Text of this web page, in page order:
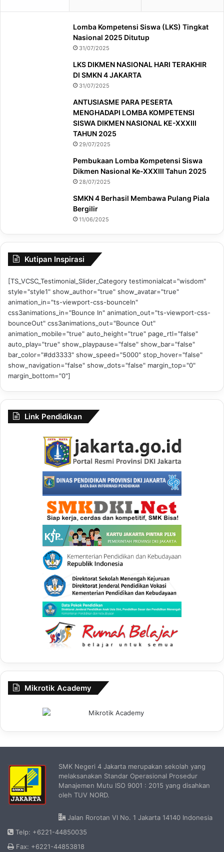
Lomba Kompetensi Siswa (LKS) Tingkat
Nasional 2025 Ditutup
31/07/2025
LKS DIKMEN NASIONAL HARI TERAKHIR
DI SMKN 4 JAKARTA
31/07/2025
ANTUSIASME PARA PESERTA
MENGHADAPI LOMBA KOMPETENSI
SISWA DIKMEN NASIONAL KE-XXXIII
TAHUN 2025
29/07/2025
Pembukaan Lomba Kompetensi Siswa
Dikmen Nasional Ke-XXXIII Tahun 2025
28/07/2025
SMKN 4 Berhasil Membawa Pulang Piala
Bergilir
11/06/2025
Kutipan Inspirasi
[TS_VCSC_Testimonial_Slider_Category testimonialcat="wisdom"
style="style1" show_author="true" show_avatar="true"
animation_in="ts-viewport-css-bounceIn"
css3animations_in="Bounce In" animation_out="ts-viewport-css-
bounceOut" css3animations_out="Bounce Out"
animation_mobile="true" auto_height="true" page_rtl="false"
auto_play="true" show_playpause="false" show_bar="false"
bar_color="#dd3333" show_speed="5000" stop_hover="false"
show_navigation="false" show_dots="false" margin_top="0"
margin_bottom="0"]
Link Pendidikan
Mikrotik Academy
SMK Negeri 4 Jakarta merupakan sekolah yang
melaksanakan Standar Operasional Prosedur
Manajemen Mutu ISO 9001 : 2015 yang disahkan
oleh TUV NORD.
Jalan Rorotan VI No. 1 Jakarta 14140 Indonesia
Telp: +6221-44850035
Fax: +6221-44853818